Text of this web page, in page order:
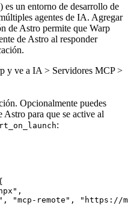
es un entorno de desarrollo de
agentes de IA. Agregar
de Astro permite que Warp
de Astro al responder
y ve a IA > Servidores MCP >
Opcionalmente puedes
para que se active al
:
" ,
" , "mcp-remote " , " https://